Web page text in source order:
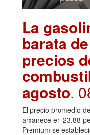
La
barata
precios
agosto.
El precio promedio
amanece en 23.88
Premium se